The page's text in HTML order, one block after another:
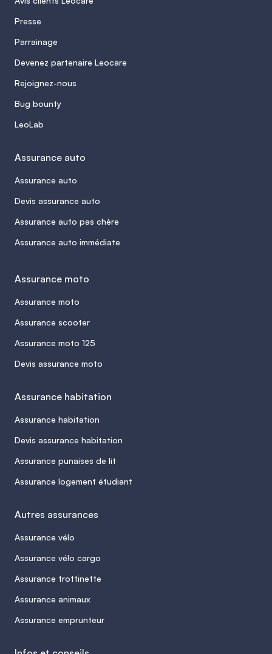
Presse
Parrainage
Devenez partenaire Leocare
Rejoignez-nous
Bug bounty
LeoLab
Assurance auto
Assurance auto
Devis assurance auto
Assurance auto pas chère
Assurance auto immédiate
Assurance moto
Assurance moto
Assurance scooter
Assurance moto 125
Devis assurance moto
Assurance habitation
Assurance habitation
Devis assurance habitation
Assurance punaises de lit
Assurance logement étudiant
Autres assurances
Assurance vélo
Assurance vélo cargo
Assurance trottinette
Assurance animaux
Assurance emprunteur